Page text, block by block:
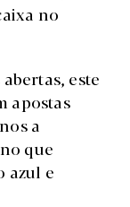
no
este
apostas
a
que
azul e